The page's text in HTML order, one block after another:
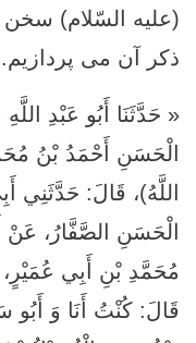
(علیه السّلام)
ذکر آن می پردازیم.
« حَدَّثَنَا أَبُو عَبْدِ
الْحَسَنِ أَحْمَدُ بْنُ
اللَّهُ)، قَالَ: حَدَّثَنِي
الْحَسَنِ الصَّفَّارُ،
مُحَمَّدِ بْنِ أَبِي
قَالَ: كُنْتُ أَنَا وَ